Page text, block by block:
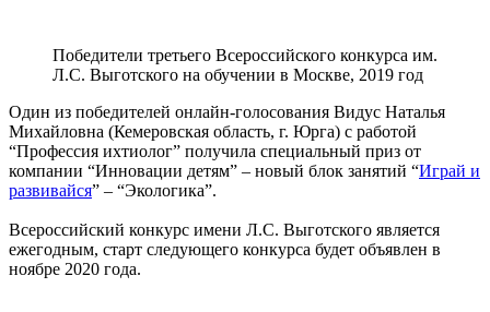
Победители третьего Всероссийского конкурса им.
Л.С. Выготского на обучении в Москве, 2019 год
Один из победителей онлайн-голосования Видус Наталья
Михайловна (Кемеровская область, г. Юрга) с работой
“Профессия ихтиолог” получила специальный приз от
компании “Инновации детям” – новый блок занятий “Играй и
развивайся” – “Экологика”.
Всероссийский конкурс имени Л.С. Выготского является
ежегодным, старт следующего конкурса будет объявлен в
ноябре 2020 года.